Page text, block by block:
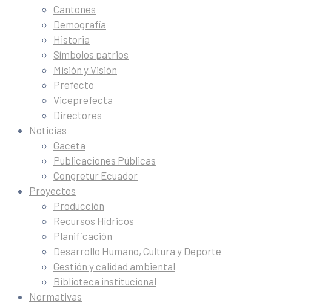
Cantones
Demografía
Historia
Símbolos patrios
Misión y Visión
Prefecto
Viceprefecta
Directores
Noticias
Gaceta
Publicaciones Públicas
Congretur Ecuador
Proyectos
Producción
Recursos Hídricos
Planificación
Desarrollo Humano, Cultura y Deporte
Gestión y calidad ambiental
Biblioteca institucional
Normativas